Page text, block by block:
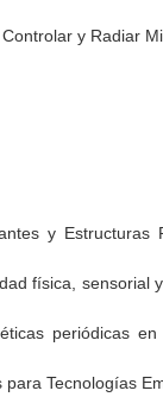
y Radiar
y
física, sensorial
periódicas
para Tecnologías